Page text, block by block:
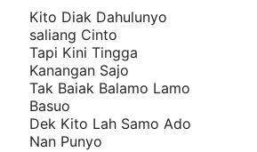
Kito Diak Dahulunyo
saliang Cinto
Tapi Kini Tingga
Kanangan Sajo
Tak Baiak Balamo Lamo
Basuo
Dek Kito Lah Samo Ado
Nan Punyo